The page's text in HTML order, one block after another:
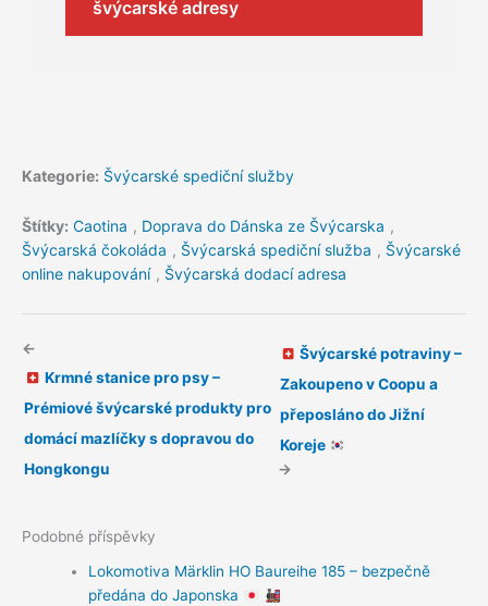
švýcarské adresy
Kategorie: Švýcarské spediční služby
Štítky: Caotina , Doprava do Dánska ze Švýcarska ,
Švýcarská čokoláda , Švýcarská spediční služba , Švýcarské
online nakupování , Švýcarská dodací adresa
←
Krmné stanice pro psy –
Prémiové švýcarské produkty pro
domácí mazlíčky s dopravou do
Hongkongu
Švýcarské potraviny –
Zakoupeno v Coopu a
přeposláno do Jižní
Koreje
→
Podobné příspěvky
Lokomotiva Märklin HO Baureihe 185 – bezpečně
předána do Japonska